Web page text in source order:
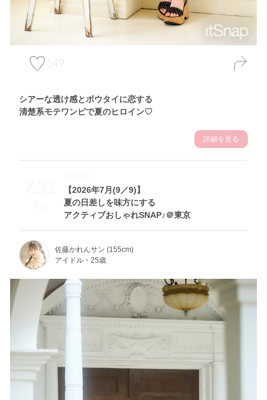
149
シアーな透け感とボウタイに恋する
清楚系モテワンピで夏のヒロイン♡
詳細を見る
7.31
Fri
【2026年7月(9／9)】
夏の日差しを味方にする
アクティブおしゃれSNAP♪＠東京
Theme
佐藤かれんサン (155cm)
アイドル・25歳